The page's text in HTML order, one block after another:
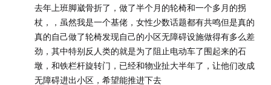
of being disabled?
00:19:00| Rejecting a disabled body is a rejection of
the uncertainty of existence
去年上班脚崴骨折了，做了半个月的轮椅和一个多月的拐
杖，，虽然我是一个基佬，女性少数话题都有共鸣但是真的
真的自己做了轮椅发现自己的小区无障碍设施做得有多么差
劲，其中特别反人类的就是为了阻止电动车了围起来的石
墩，和铁栏杆旋转门，已经和物业扯大半年了，让他们改成
无障碍进出小区，希望能推进下去